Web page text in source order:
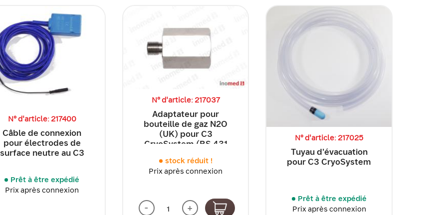
N° d'article: 217400
Câble de connexion
pour électrodes de
surface neutre au C3
Prêt à être expédié
Prix après connexion
N° d'article: 217037
Adaptateur pour
bouteille de gaz N2O
(UK) pour C3
CryoSystem (BS 431
stock réduit !
Prix après connexion
- +
N° d'article: 217025
Tuyau d'évacuation
pour C3 CryoSystem
Prêt à être expédié
Prix après connexion